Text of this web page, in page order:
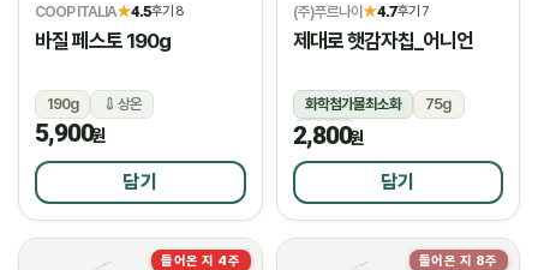
COOP ITALIA★4.5후기 8
바질 페스토 190g
190g 상온
5,900원
담기
(주)푸르나이★4.7후기 7
제대로 햇감자칩_어니언
화학첨가물최소화
75g
상온
2,800원
담기
들어온 지 4주 들어온 지 8주